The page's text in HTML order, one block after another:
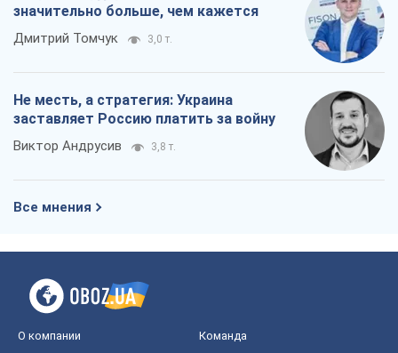
значительно больше, чем кажется
Дмитрий Томчук 3,0 т.
Не месть, а стратегия: Украина
заставляет Россию платить за войну
Виктор Андрусив 3,8 т.
Все мнения
О компании Команда